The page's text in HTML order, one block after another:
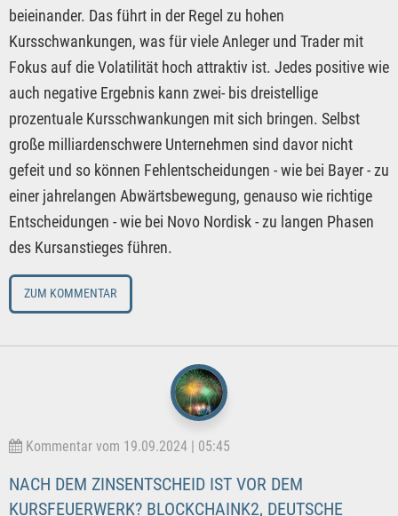
beieinander. Das führt in der Regel zu hohen
Kursschwankungen, was für viele Anleger und Trader mit
Fokus auf die Volatilität hoch attraktiv ist. Jedes positive wie
auch negative Ergebnis kann zwei- bis dreistellige
prozentuale Kursschwankungen mit sich bringen. Selbst
große milliardenschwere Unternehmen sind davor nicht
gefeit und so können Fehlentscheidungen - wie bei Bayer - zu
einer jahrelangen Abwärtsbewegung, genauso wie richtige
Entscheidungen - wie bei Novo Nordisk - zu langen Phasen
des Kursanstieges führen.
ZUM KOMMENTAR
Kommentar vom 19.09.2024 | 05:45
NACH DEM ZINSENTSCHEID IST VOR DEM
KURSFEUERWERK? BLOCKCHAINK2, DEUTSCHE